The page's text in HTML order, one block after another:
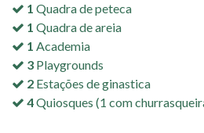
1 Quadra de peteca
1 Quadra de areia
1 Academia
3 Playgrounds
2 Estações de ginastica
4Quiosques (1 com